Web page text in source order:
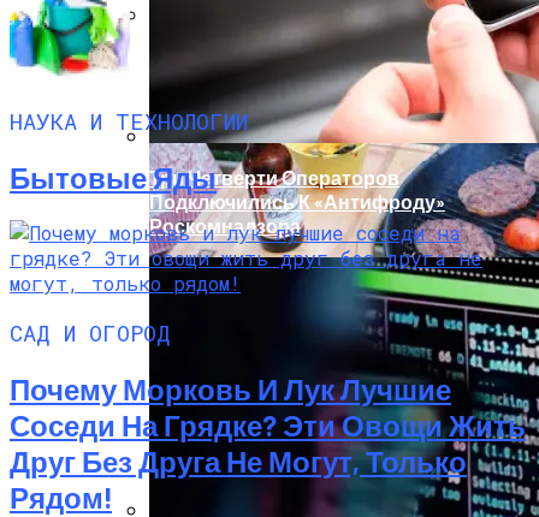
Палатка На Троих – Ваш Мобильный
Дом
Три Четверти Операторов
Подключились К «Антифроду»
Роскомнадзора
НАУКА И ТЕХНОЛОГИИ
Бытовые Яды
САД И ОГОРОД
Почему Морковь И Лук Лучшие
Соседи На Грядке? Эти Овощи Жить
Друг Без Друга Не Могут, Только
Рядом!